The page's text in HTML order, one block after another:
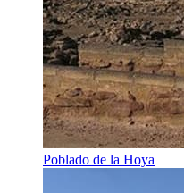
Poblado de la Hoya